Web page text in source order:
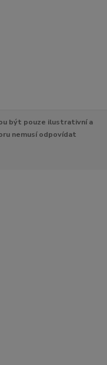
být pouze ilustrativní a
nemusí odpovídat